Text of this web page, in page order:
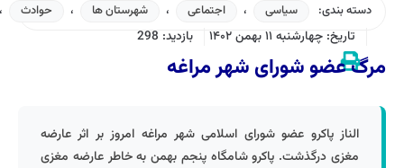
دسته بندی: سیاسی ، اجتماعی ، شهرستان ها ، حوادث
تاریخ: چهارشنبه ۱۱ بهمن ۱۴۰۲ بازدید: 298
مرگ عضو شورای شهر مراغه
الناز پاکرو عضو شورای اسلامی شهر مراغه امروز بر اثر عارضه
مغزی درگذشت. پاکرو شامگاه پنجم بهمن به خاطر عارضه مغزی